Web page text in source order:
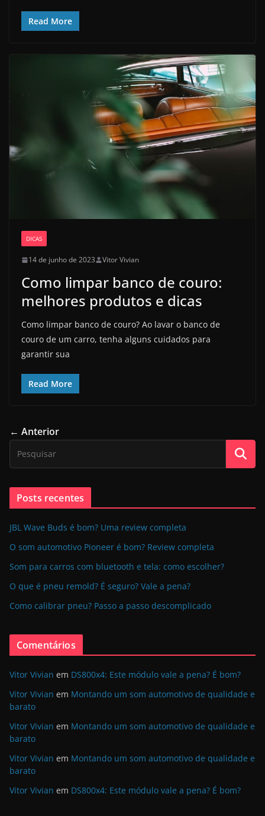
Read More
DICAS
14 de junho de 2023 Vitor Vivian
Como limpar banco de couro:
melhores produtos e dicas
Como limpar banco de couro? Ao lavar o banco de
couro de um carro, tenha alguns cuidados para
garantir sua
Read More
← Anterior
Posts recentes
JBL Wave Buds é bom? Uma review completa
O som automotivo Pioneer é bom? Review completa
Som para carros com bluetooth e tela: como escolher?
O que é pneu remold? É seguro? Vale a pena?
Como calibrar pneu? Passo a passo descomplicado
Comentários
Vitor Vivian em DS800x4: Este módulo vale a pena? É bom?
Vitor Vivian em Montando um som automotivo de qualidade e
barato
Vitor Vivian em Montando um som automotivo de qualidade e
barato
Vitor Vivian em Montando um som automotivo de qualidade e
barato
Vitor Vivian em DS800x4: Este módulo vale a pena? É bom?